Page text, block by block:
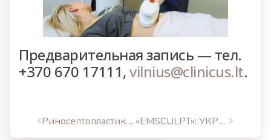
Предварительная запись — тел.
+370 670 17111,vilnius@clinicus.lt.
Риносептопластика: удаление искривления носа после травмы «EMSCULPT»: УКРЕПЛЕНИЕ И УВЕЛИЧЕНИЕ ПРЕССА И ЯГОДИЧНЫХ МЫШЦ